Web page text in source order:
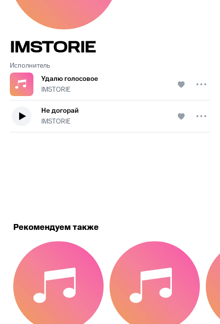
Исполнитель
IMSTORIE
Удалю голосовое
IMSTORIE
Не догорай
IMSTORIE
Рекомендуем также